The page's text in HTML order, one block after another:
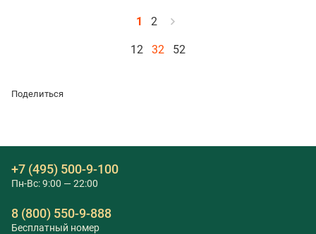
1 2
12 32 52
Поделиться
+7 (495) 500-9-100
Пн-Вс: 9:00 — 22:00
8 (800) 550-9-888
Бесплатный номер